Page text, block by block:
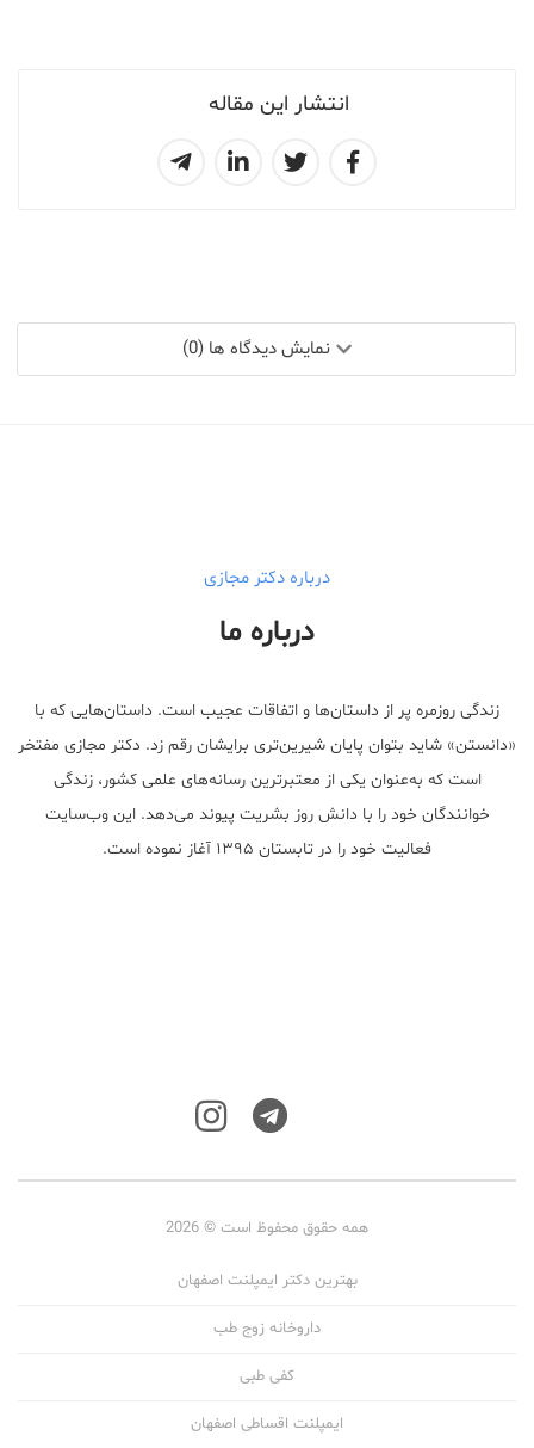
انتشار این مقاله
نمایش دیدگاه ها (0)
درباره دکتر مجازی
درباره ما
زندگی روزمره پر از داستان‌ها و اتفاقات عجیب است. داستان‌هایی که با
«دانستن» شاید بتوان پایان شیرین‌تری برایشان رقم زد. دکتر مجازی مفتخر
است که به‌عنوان یکی از معتبر‌ترین رسانه‌های علمی کشور، زندگی
خوانندگان خود را با دانش روز بشریت پیوند می‌دهد. این وب‌سایت
فعالیت خود را در تابستان ۱۳۹۵ آغاز نموده است.
همه حقوق محفوظ است © 2026
بهترین دکتر ایمپلنت اصفهان
داروخانه زوج طب
کفی طبی
ایمپلنت اقساطی اصفهان